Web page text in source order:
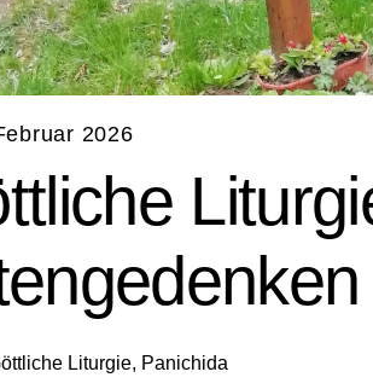
2026
Liturgie, Panichida